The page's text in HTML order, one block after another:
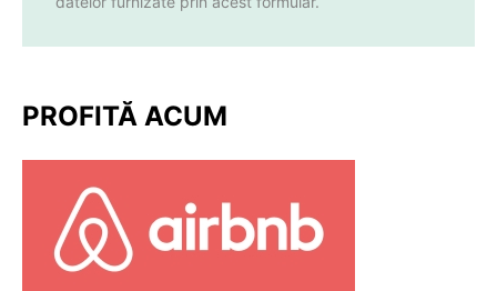
PROFITĂ ACUM